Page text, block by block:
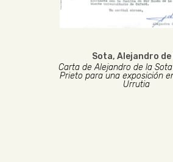
Sota, Alejandro de
Carta de Alejandro de la
Prieto para una exposición
Urrutia